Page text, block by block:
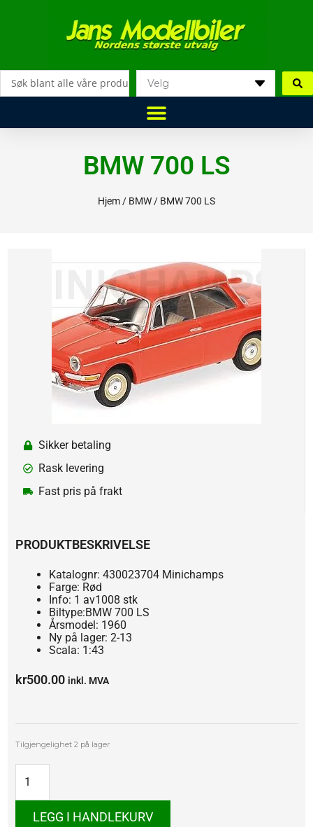
BMW 700 LS
Hjem / BMW / BMW 700 LS
Sikker betaling
Rask levering
Fast pris på frakt
PRODUKTBESKRIVELSE
Katalognr: 430023704 Minichamps
Farge: Rød
Info: 1 av1008 stk
Biltype:BMW 700 LS
Årsmodel: 1960
Ny på lager: 2-13
Scala: 1:43
kr500.00 inkl. MVA
Tilgjengelighet 2 på lager
BMW
antall
LEGG I HANDLEKURV